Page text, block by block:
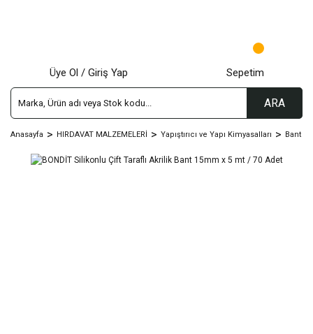
ARA
Üye Ol / Giriş Yap Sepetim
Anasayfa HIRDAVAT MALZEMELERİ Yapıştırıcı ve Yapı Kimyasalları Bant